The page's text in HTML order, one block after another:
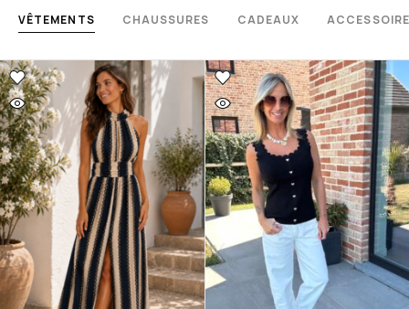
VÊTEMENTS CHAUSSURES CADEAUX